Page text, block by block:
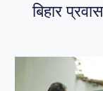
बिहार